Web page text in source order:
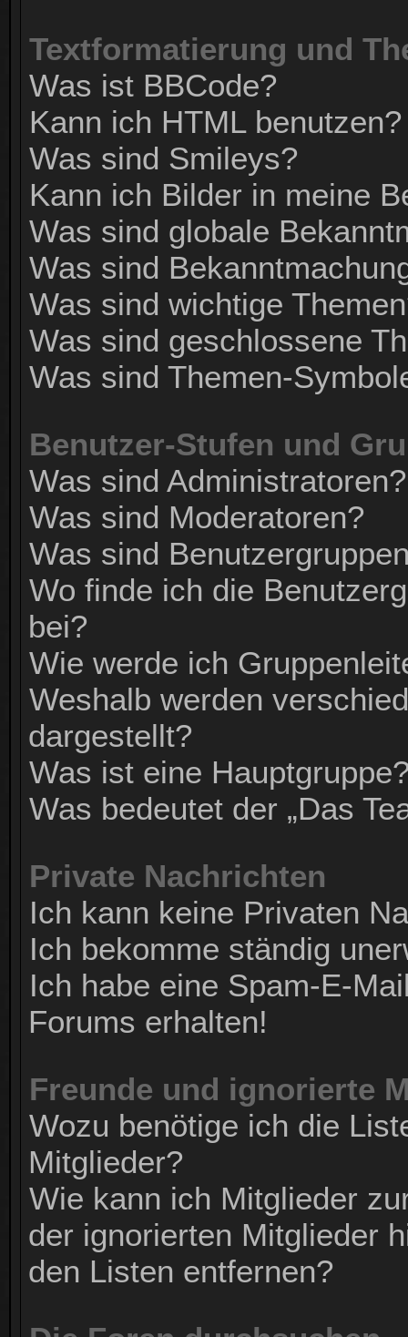
Textformatierung und
Was ist BBCode?
Kann ich HTML benutzen?
Was sind Smileys?
Kann ich Bilder in meine
Was sind globale
Was sind
Was sind wichtige
Was sind geschlossene
Was sind Themen-
Benutzer-Stufen und
Was sind Administratoren?
Was sind Moderatoren?
Was sind
Wo finde ich die
bei?
Wie werde ich
Weshalb werden
dargestellt?
Was ist eine
Was bedeutet der „Das
Private Nachrichten
Ich kann keine Privaten
Ich bekomme ständig
Ich habe eine Spam-E-
Forums erhalten!
Freunde und ignorierte
Wozu benötige ich die
Mitglieder?
Wie kann ich Mitglieder
der ignorierten Mitglieder
den Listen entfernen?